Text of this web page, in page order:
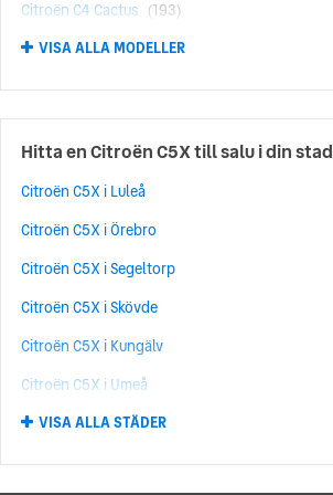
Citroën C4 Cactus (193)
Citroën Grand C4 Picasso
Citroën C1 (168)
Citroën Berlingo (150)
Citroën C4 Picasso (100)
Citroën DS3 (53)
Citroën E-C3 Aircross
Citroën C4-X (49)
Citroën E-C3 (47)
Citroën C3 Picasso (42)
Citroën DS5 (37)
Citroën Xsara (35)
VISA ALLA MODELLER
Hitta en Citroën C5X till salu i din stad
Citroën C5X i Luleå
Citroën C5X i Örebro
Citroën C5X i Segeltorp
Citroën C5X i Skövde
Citroën C5X i Kungälv
Citroën C5X i Umeå
Citroën C5X i Upplands Väsby
Citroën C5X i Norrköping
VISA ALLA STÄDER